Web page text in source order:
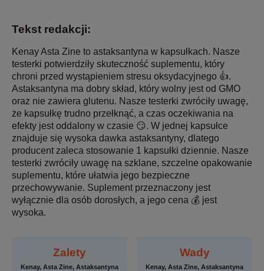
Tekst redakcji:
Kenay Asta Zine to astaksantyna w kapsułkach. Nasze
testerki potwierdziły skuteczność suplementu, który
chroni przed wystąpieniem stresu oksydacyjnego 👍.
Astaksantyna ma dobry skład, który wolny jest od GMO
oraz nie zawiera glutenu. Nasze testerki zwróciły uwagę,
że kapsułkę trudno przełknąć, a czas oczekiwania na
efekty jest oddalony w czasie 😏. W jednej kapsułce
znajduje się wysoka dawka astaksantyny, dlatego
producent zaleca stosowanie 1 kapsułki dziennie. Nasze
testerki zwróciły uwagę na szklane, szczelne opakowanie
suplementu, które ułatwia jego bezpieczne
przechowywanie. Suplement przeznaczony jest
wyłącznie dla osób dorosłych, a jego cena 💰 jest
wysoka.
Zalety
Kenay, Asta Zine, Astaksantyna
Wady
Kenay, Asta Zine, Astaksantyna